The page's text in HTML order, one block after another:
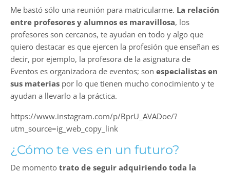
Me bastó sólo una reunión para matricularme. La relación
entre profesores y alumnos es maravillosa, los
profesores son cercanos, te ayudan en todo y algo que
quiero destacar es que ejercen la profesión que enseñan es
decir, por ejemplo, la profesora de la asignatura de
Eventos es organizadora de eventos; son especialistas en
sus materias por lo que tienen mucho conocimiento y te
ayudan a llevarlo a la práctica.
https://www.instagram.com/p/BprU_AVADoe/?
utm_source=ig_web_copy_link
¿Cómo te ves en un futuro?
De momento trato de seguir adquiriendo toda la